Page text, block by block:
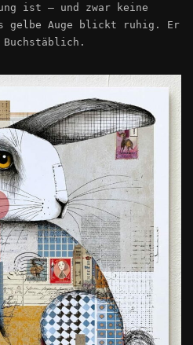
ist – und zwar keine
gelbe Auge blickt ruhig. Er